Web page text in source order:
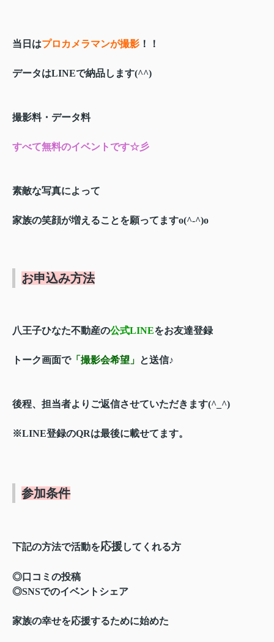
当日はプロカメラマンが撮影 ！！
データはLINEで納品します(^^)
撮影料・データ料
すべて無料のイベントです☆彡
素敵な写真によって
家族の笑顔が増えることを願ってますo(^-^)o
お申込み方法
八王子ひなた不動産の公式LINEをお友達登録
トーク画面で「撮影会希望」 と送信♪
後程、担当者よりご返信させていただきます(^_^)
※LINE登録のQRは最後に載せてます。
参加条件
下記の方法で活動を応援してくれる方
◎口コミの投稿
◎SNSでのイベントシェア
家族の幸せを応援するために始めた